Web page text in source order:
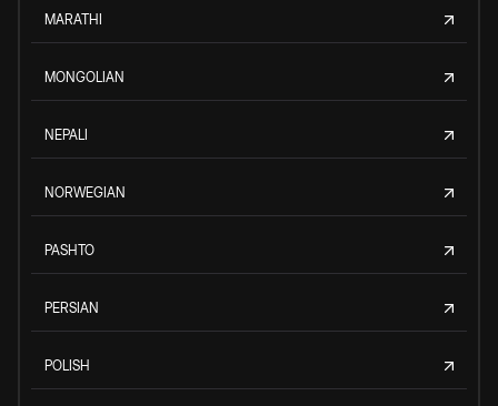
MARATHI
MONGOLIAN
NEPALI
NORWEGIAN
PASHTO
PERSIAN
POLISH